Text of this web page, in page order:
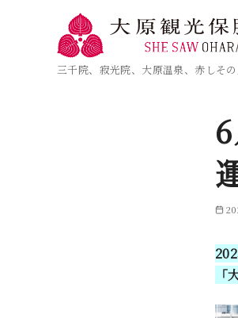
三千院、寂光院、大原温泉、赤しそ